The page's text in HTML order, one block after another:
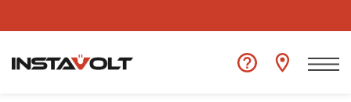
Ver outra localização